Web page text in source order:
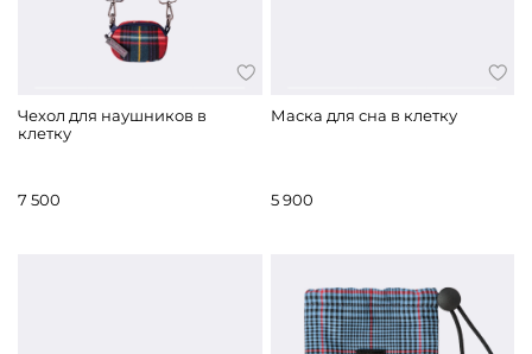
Чехол для наушников в
клетку
7 500
Маска для сна в клетку
5 900